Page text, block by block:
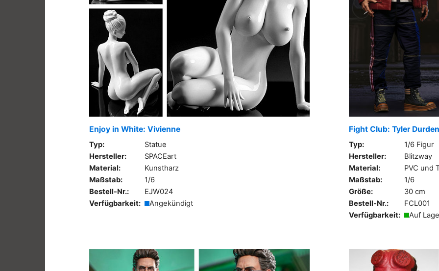
Enjoy in White: Vivienne
Typ:
Statue
Hersteller:
SPACEart
Material:
Kunstharz
Maßstab:
1/6
Bestell-Nr.:
EJW024
Verfügbarkeit:
Angekündigt
Fight Club: Tyler
Typ:
1/6 Figur
Hersteller:
Blitzway
Material:
PVC und
Maßstab:
1/6
Größe:
30 cm
Bestell-Nr.:
FCL001
Verfügbarkeit:
Auf